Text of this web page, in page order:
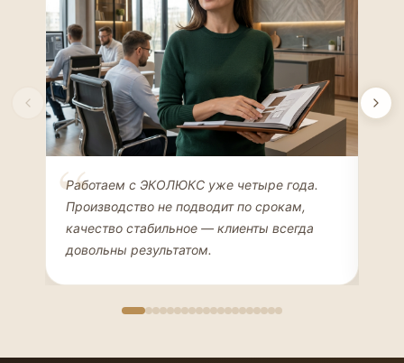
Елена Соколова
ДИЗАЙНЕР ИНТЕРЬЕРОВ
Работаем с ЭКОЛЮКС уже четыре года.
Производство не подводит по срокам,
качество стабильное — клиенты всегда
довольны результатом.